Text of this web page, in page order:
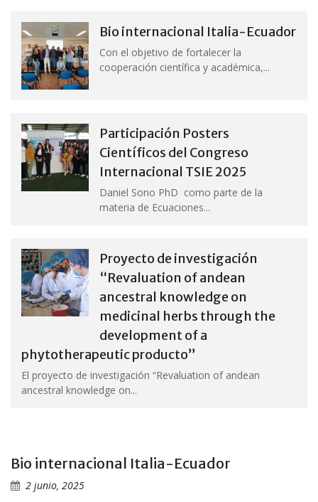
Bio internacional Italia-Ecuador
Con el objetivo de fortalecer la
cooperación científica y académica,...
Participación Posters
Científicos del Congreso
Internacional TSIE 2025
Daniel Sono PhD como parte de la
materia de Ecuaciones...
Proyecto de investigación
“Revaluation of andean
ancestral knowledge on
medicinal herbs through the
development of a
phytotherapeutic producto”
El proyecto de investigación “Revaluation of andean
ancestral knowledge on...
Bio internacional Italia-Ecuador
2 junio, 2025